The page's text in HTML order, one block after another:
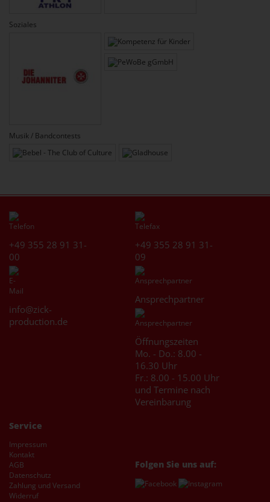
Soziales
Musik / Bandcontests
+49 355 28 91 31-
00
+49 355 28 91 31-
09
info@zick-
production.de
Ansprechpartner
Öffnungszeiten
Mo. - Do.: 8.00 -
16.30 Uhr
Fr.: 8.00 - 15.00 Uhr
und Termine nach
Vereinbarung
Service
Impressum
Kontakt
AGB
Datenschutz
Zahlung und Versand
Widerruf
Folgen Sie uns auf: